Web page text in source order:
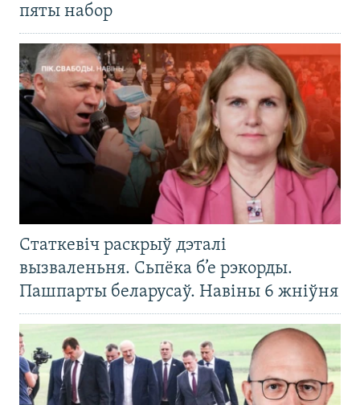
пяты набор
Статкевіч раскрыў дэталі
вызваленьня. Сьпёка б’е рэкорды.
Пашпарты беларусаў. Навіны 6 жніўня